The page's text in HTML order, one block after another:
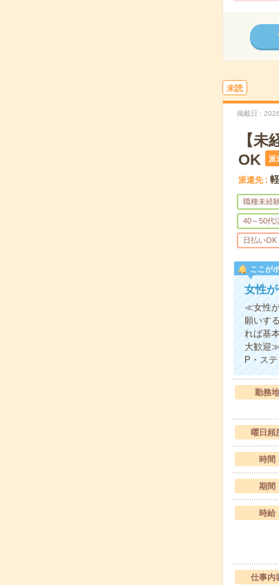
未読
掲載日
【
OK
派
派遣先
職種未経
40～50代
日払いOK
ここが
女性
≪女性
願いす
れば基
大歓迎
P・ス
勤務地
曜日頻
時間
期間
時給
仕事内